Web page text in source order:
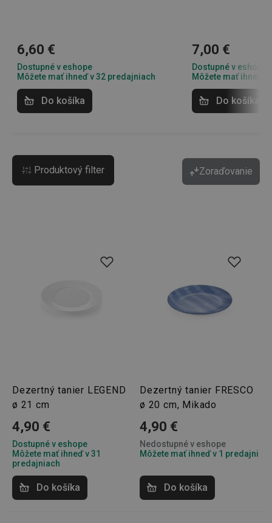
6,60 €
Dostupné v eshope
Môžete mať ihneď v 32 predajniach
Do košíka
7,00 €
Dostupné v eshope
Môžete mať ihneď
Do košíka
Produktový filter Zoraďovanie
Dezertný tanier LEGEND
ø 21 cm
4,90 €
Dostupné v eshope
Môžete mať ihneď v 31
predajniach
Do košíka
Dezertný tanier FRESCO
ø 20 cm, Mikado
4,90 €
Nedostupné v eshope
Môžete mať ihneď v 1 predajni
Do košíka